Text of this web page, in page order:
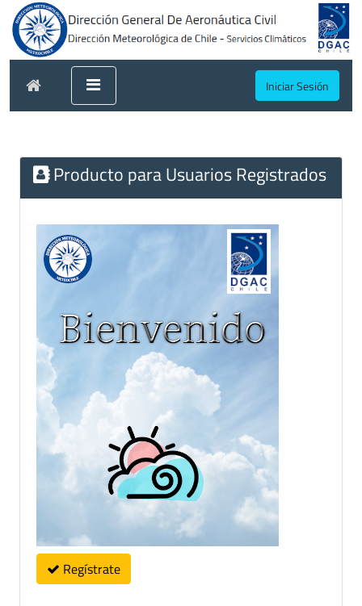
Iniciar Sesión
Producto para Usuarios Registrados
Regístrate